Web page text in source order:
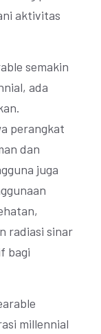
aktivitas
semakin
ada
perangkat
dan
juga
radiasi sinar
bagi
millennial